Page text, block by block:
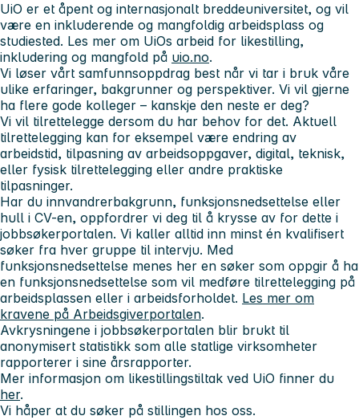
UiO er et åpent og internasjonalt breddeuniversitet, og vil
være en inkluderende og mangfoldig arbeidsplass og
studiested. Les mer om UiOs arbeid for likestilling,
inkludering og mangfold på uio.no.
Vi løser vårt samfunnsoppdrag best når vi tar i bruk våre
ulike erfaringer, bakgrunner og perspektiver. Vi vil gjerne
ha flere gode kolleger – kanskje den neste er deg?
Vi vil tilrettelegge dersom du har behov for det. Aktuell
tilrettelegging kan for eksempel være endring av
arbeidstid, tilpasning av arbeidsoppgaver, digital, teknisk,
eller fysisk tilrettelegging eller andre praktiske
tilpasninger.
Har du innvandrerbakgrunn, funksjonsnedsettelse eller
hull i CV-en, oppfordrer vi deg til å krysse av for dette i
jobbsøkerportalen. Vi kaller alltid inn minst én kvalifisert
søker fra hver gruppe til intervju. Med
funksjonsnedsettelse menes her en søker som oppgir å ha
en funksjonsnedsettelse som vil medføre tilrettelegging på
arbeidsplassen eller i arbeidsforholdet. Les mer om
kravene på Arbeidsgiverportalen.
Avkrysningene i jobbsøkerportalen blir brukt til
anonymisert statistikk som alle statlige virksomheter
rapporterer i sine årsrapporter.
Mer informasjon om likestillingstiltak ved UiO finner du
her.
Vi håper at du søker på stillingen hos oss.